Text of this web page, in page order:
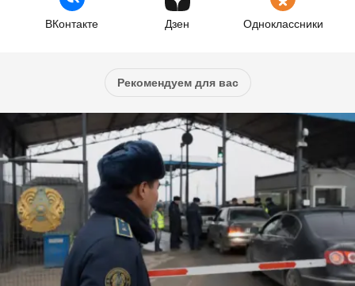
ВКонтакте Дзен Одноклассники
Рекомендуем для вас